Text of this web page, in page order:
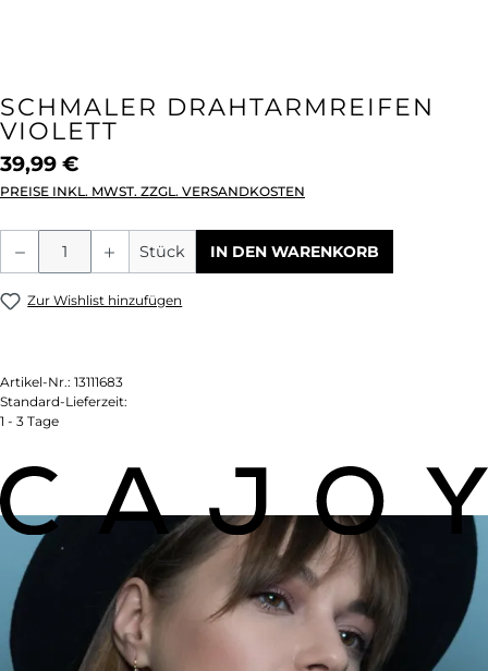
SCHMALER DRAHTARMREIFEN
VIOLETT
39,99 €
PREISE INKL. MWST. ZZGL. VERSANDKOSTEN
Produkt Anzahl: Gib den gewünschten
Stück IN DEN WARENKORB
Zur Wishlist hinzufügen
Artikel-Nr.: 13111683
Standard-Lieferzeit:
1 - 3 Tage